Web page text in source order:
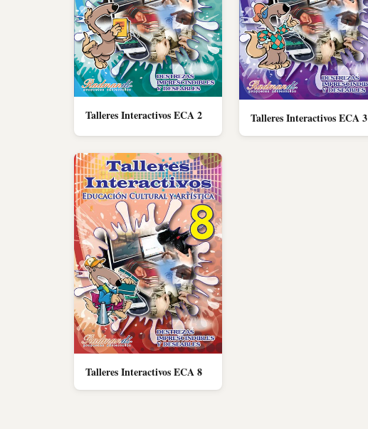
Talleres Interactivos ECA 2 Talleres Interactivos ECA 3
Talleres Interactivos ECA 8